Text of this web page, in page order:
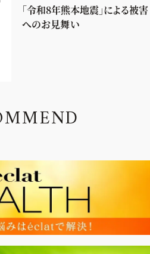
「令和8年熊本地震」による被害
へのお見舞い
MMEND